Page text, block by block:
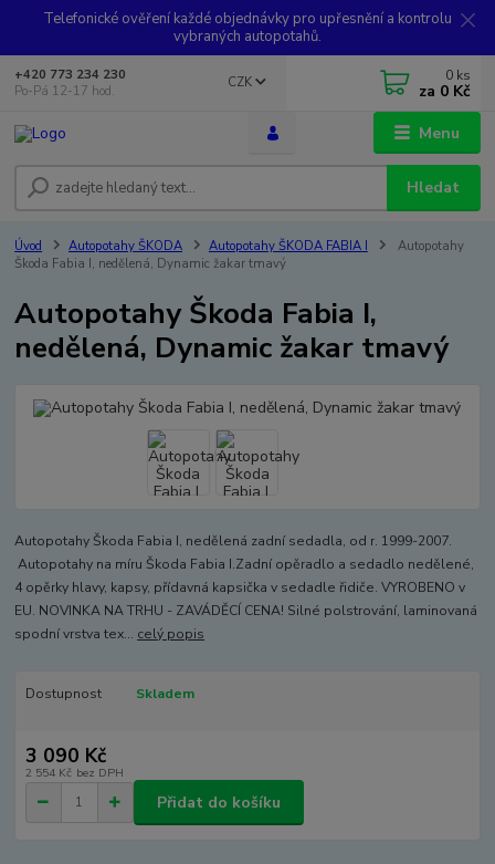
Telefonické ověření každé objednávky pro upřesnění a kontrolu
vybraných autopotahů.
Menu
CZK
Hledat
+420 773 234 230
Po-Pá 12-17 hod.
0 ks
za 0 Kč
Úvod Autopotahy ŠKODA Autopotahy ŠKODA FABIA I
Autopotahy
Škoda Fabia I, nedělená, Dynamic žakar tmavý
Autopotahy Škoda Fabia I,
nedělená, Dynamic žakar tmavý
Autopotahy Škoda Fabia I, nedělená zadní sedadla, od r. 1999-2007.
Autopotahy na míru Škoda Fabia I.Zadní opěradlo a sedadlo nedělené,
4 opěrky hlavy, kapsy, přídavná kapsička v sedadle řidiče. VYROBENO v
EU. NOVINKA NA TRHU - ZAVÁDĚCÍ CENA! Silné polstrování, laminovaná
spodní vrstva tex... celý popis
Dostupnost Skladem
3 090 Kč
2 554 Kč bez DPH
Přidat do košíku